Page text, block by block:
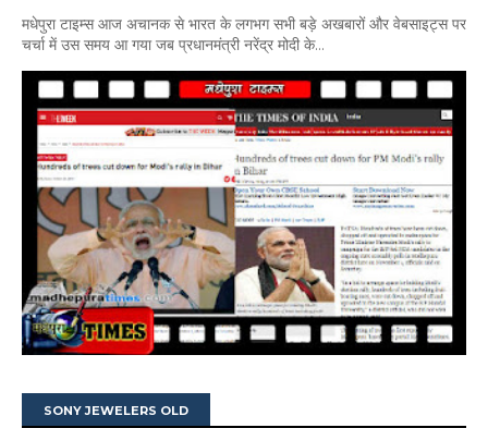
मधेपुरा टाइम्स आज अचानक से भारत के लगभग सभी बड़े अखबारों और वेबसाइट्स पर
चर्चा में उस समय आ गया जब प्रधानमंत्री नरेंद्र मोदी के...
SONY JEWELERS OLD